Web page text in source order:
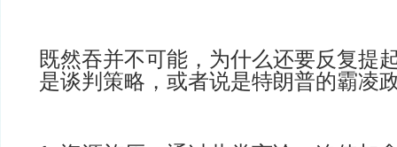
既然吞并不可能，为什么还要反复提
是谈判策略，或者说是特朗普的霸凌